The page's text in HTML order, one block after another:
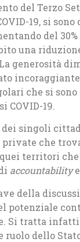
del Terzo
19, si
del
una
generosità
che si
COVID-19.
dei singoli
che
territori
accountability
della
potenziale
Si tratta
ruolo dello